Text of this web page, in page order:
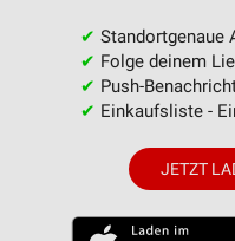
✔ Standortgenaue
✔ Folge deinem
✔ Push-
✔ Einkaufsliste -
JETZT